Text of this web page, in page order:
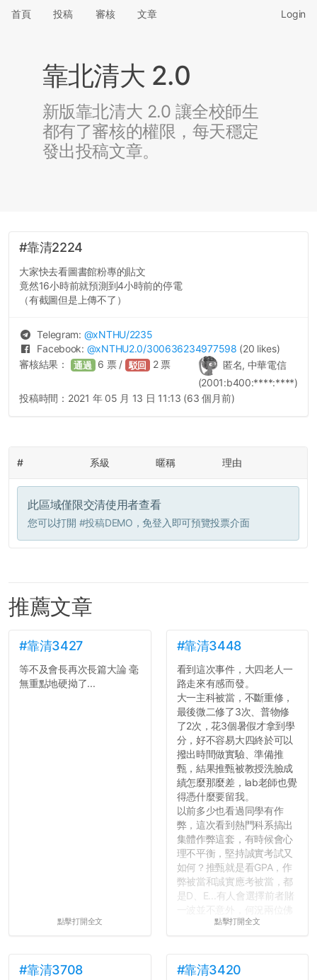
首頁 投稿 審核 文章 Login
靠北清大 2.0
新版靠北清大 2.0 讓全校師生
都有了審核的權限，每天穩定
發出投稿文章。
#靠清2224
大家快去看圖書館粉專的貼文
竟然16小時前就預測到4小時前的停電
（有截圖但是上傳不了）
Telegram: @xNTHU/2235
Facebook: @xNTHU2.0/300636234977598 (20 likes)
匿名, 中華電信
(2001:b400:****:****)
審核結果： 通過 6 票 / 駁回 2票
投稿時間： 2021 年 05 月 13 日 11:13 (63 個月前)
# 系級 暱稱 理由
此區域僅限交清使用者查看
您可以打開 #投稿DEMO ，免登入即可預覽投票介面
推薦文章
#靠清3427
等不及會長再次長篇大論 毫
無重點地硬拗了...
點擊打開全文
#靠清3448
看到這次事件，大四老人一
路走來有感而發。
大一主科被當，不斷重修，
最後微二修了3次、普物修
了2次，花3個暑假才拿到學
分，好不容易大四終於可以
撥出時間做實驗、準備推
甄，結果推甄被教授洗臉成
績怎麼那麼差，lab老師也覺
得憑什麼要留我。
以前多少也看過同學有作
弊，這次看到熱門科系搞出
集體作弊這套，有時候會心
理不平衡，堅持誠實考試又
如何？推甄就是看GPA，作
弊被當和誠實應考被當，都
是D、E...有人會選擇前者賭
心教授看起來要輕輕放下
長作弊的風氣。
點擊打開全文
#靠清3708 #靠清3420